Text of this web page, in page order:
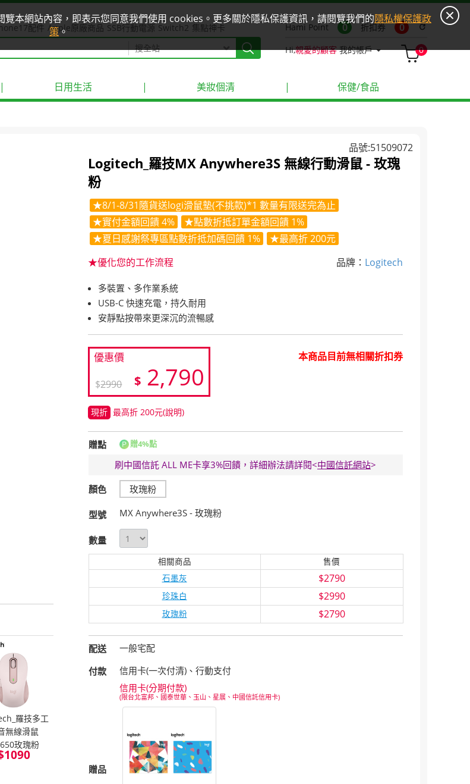
本網站內容，即表示您同意我們使用 cookies。更多關於隱私保護資訊，請閱覽我們的隱私權保護政
策。
配件 Apple原廠商品 SSB行動電源 Switch2 集點神卡 Hami Point 0 折扣券 0 refresh
Hi,親愛的顧客 我的帳戶 0
| 日用生活 | 美妝個清 | 保健/食品
品號:51509072
羅技多工
無線滑鼠
玫瑰粉
1090
Logitech_羅技MX Anywhere3S 無線行動滑鼠 - 玫瑰
粉
★8/1-8/31隨貨送logi滑鼠墊(不挑款)*1 數量有限送完為止
★實付金額回饋 4%
★點數折抵訂單金額回饋 1%
★夏日感謝祭專區點數折抵加碼回饋 1%
★最高折 200元
★優化您的工作流程
品牌： Logitech
多裝置、多作業系統
USB-C 快速充電，持久耐用
安靜點按帶來更深沉的流暢感
優惠價
$2,790
$2990
本商品目前無相關折扣券
現折 最高折 200元(說明)
贈點 贈4%點
刷中國信託 ALL ME卡享3%回饋，詳細辦法請詳閱<中國信託網站>
顏色 玫瑰粉
型號 MX Anywhere3S - 玫瑰粉
數量
相關商品
售價
石墨灰
$2790
珍珠白 $2990
玫瑰粉 $2790
配送
一般宅配
付款
信用卡(一次付清)、行動支付
信用卡(分期付款)
(限台北富邦、國泰世華、玉山、星展、中國信託信用卡)
贈品